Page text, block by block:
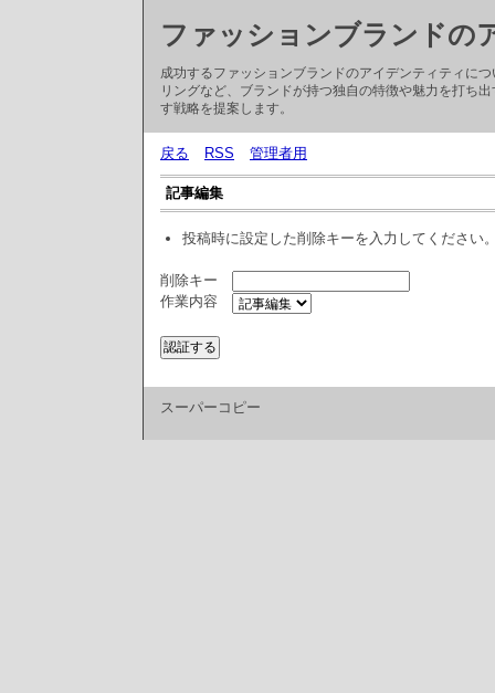
ファッションブランドの
成功するファッションブランドのアイデンティティに
リングなど、ブランドが持つ独自の特徴や魅力を打ち
す戦略を提案します。
戻る RSS 管理者用
記事編集
投稿時に設定した削除キーを入力してください
削除キー
作業内容
スーパーコピー